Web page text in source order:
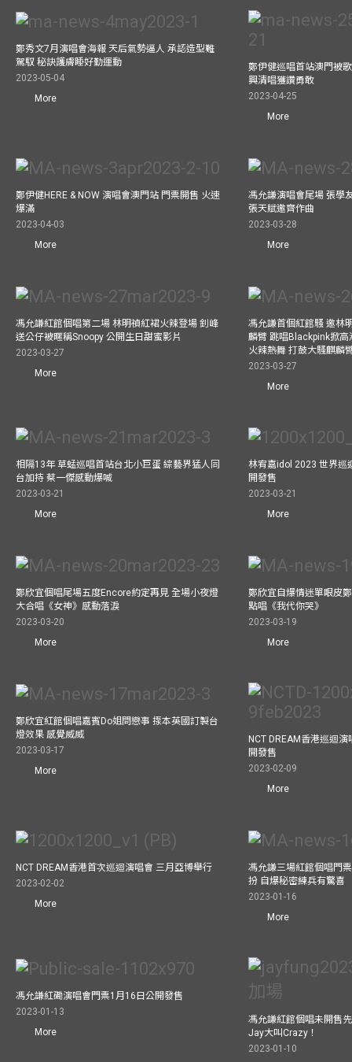
鄭秀文7月演唱會海報 天后氣勢逼人 承認造型難
駕馭 秘訣護膚睡好勤運動
2023-05-04
More
鄭伊健巡唱首站澳門被
興清唱獲讚勇敢
2023-04-25
More
鄭伊健HERE & NOW 演唱會澳門站 門票開售 火速
爆滿
2023-04-03
More
馮允謙演唱會尾場 張學
張天賦邀齊作曲
2023-03-28
More
馮允謙紅館個唱第二場 林明禎紅裙火辣登場 釗峰
送公仔被暱稱Snoopy 公開生日甜蜜影片
2023-03-27
More
馮允謙首個紅館騷 邀林
麟臂 跳唱Blackpink掀
火辣熱舞 打鼓大騷麒麟
2023-03-27
More
相隔13年 草蜢巡唱首站台北小巨蛋 綜藝界猛人同
台加持 蔡一傑感動爆喊
2023-03-21
More
林宥嘉idol 2023 世界巡
開發售
2023-03-21
More
鄭欣宜個唱尾場五度Encore約定再見 全場小夜燈
大合唱《女神》感動落淚
2023-03-20
More
鄭欣宜自爆情迷單眼皮
點唱《我代你哭》
2023-03-19
More
鄭欣宜紅館個唱嘉賓Do姐問戀事 揼本英國訂製台
燈效果 感覺威威
2023-03-17
More
NCT DREAM香港巡迴
開發售
2023-02-09
More
NCT DREAM香港首次巡迴演唱會 三月亞博舉行
2023-02-02
More
馮允謙三場紅館個唱門
扮 自爆秘密練兵有驚喜
2023-01-16
More
馮允謙紅磡演唱會門票1月16日公開發售
2023-01-13
More
馮允謙紅館個唱未開售
Jay大叫Crazy！
2023-01-10